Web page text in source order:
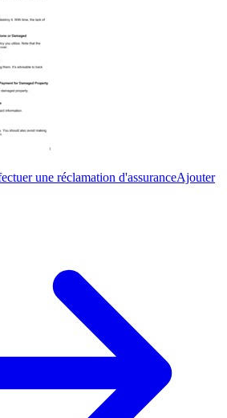
une réclamation d'assuranceAjouter